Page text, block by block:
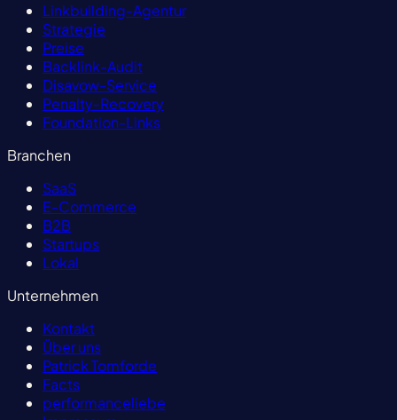
Linkbuilding-Agentur
Strategie
Preise
Backlink-Audit
Disavow-Service
Penalty-Recovery
Foundation-Links
Branchen
SaaS
E-Commerce
B2B
Startups
Lokal
Unternehmen
Kontakt
Über uns
Patrick Tomforde
Facts
performanceliebe